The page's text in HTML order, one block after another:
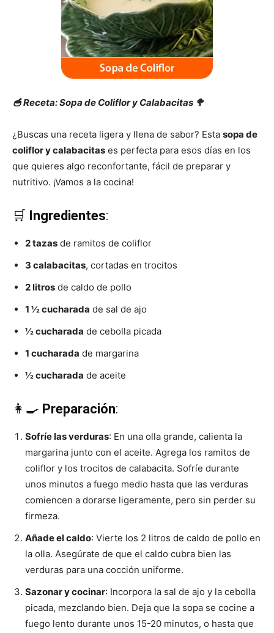
|
Receta
Cocina
|
Fáciles
🥣 Receta: Sopa de Coliflor y Calabacitas 🥦
¿Buscas una receta ligera y llena de sabor? Esta sopa de
coliflor y calabacitas es perfecta para esos días en los
que quieres algo reconfortante, fácil de preparar y
nutritivo. ¡Vamos a la cocina!
🛒 Ingredientes:
2 tazas de ramitos de coliflor
3 calabacitas, cortadas en trocitos
2 litros de caldo de pollo
1 ½ cucharada de sal de ajo
½ cucharada de cebolla picada
1 cucharada de margarina
½ cucharada de aceite
👩‍🍳 Preparación:
Sofríe las verduras: En una olla grande, calienta la
margarina junto con el aceite. Agrega los ramitos de
coliflor y los trocitos de calabacita. Sofríe durante
unos minutos a fuego medio hasta que las verduras
comiencen a dorarse ligeramente, pero sin perder su
firmeza.
Añade el caldo: Vierte los 2 litros de caldo de pollo en
la olla. Asegúrate de que el caldo cubra bien las
verduras para una cocción uniforme.
Sazonar y cocinar: Incorpora la sal de ajo y la cebolla
picada, mezclando bien. Deja que la sopa se cocine a
fuego lento durante unos 15-20 minutos, o hasta que